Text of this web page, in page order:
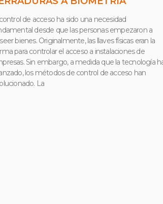
de acceso ha sido una necesidad
desde que las personas empezaron a
bienes. Originalmente, las llaves físicas eran la
para controlar el acceso a instalaciones de
Sin embargo, a medida que la tecnología
los métodos de control de acceso han
La